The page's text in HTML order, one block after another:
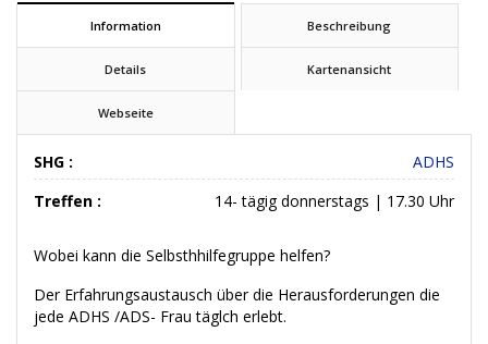
Information Beschreibung
Details Kartenansicht
Webseite
SHG :
ADHS
Treffen :
14- tägig donnerstags | 17.30 Uhr
Wobei kann die Selbsthhilfegruppe helfen?
Der Erfahrungsaustausch über die Herausforderungen die
jede ADHS /ADS- Frau täglch erlebt.